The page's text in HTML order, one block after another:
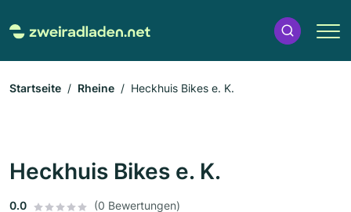
Startseite Rheine Heckhuis Bikes e. K.
Heckhuis Bikes e. K.
0.0 (0 Bewertungen)